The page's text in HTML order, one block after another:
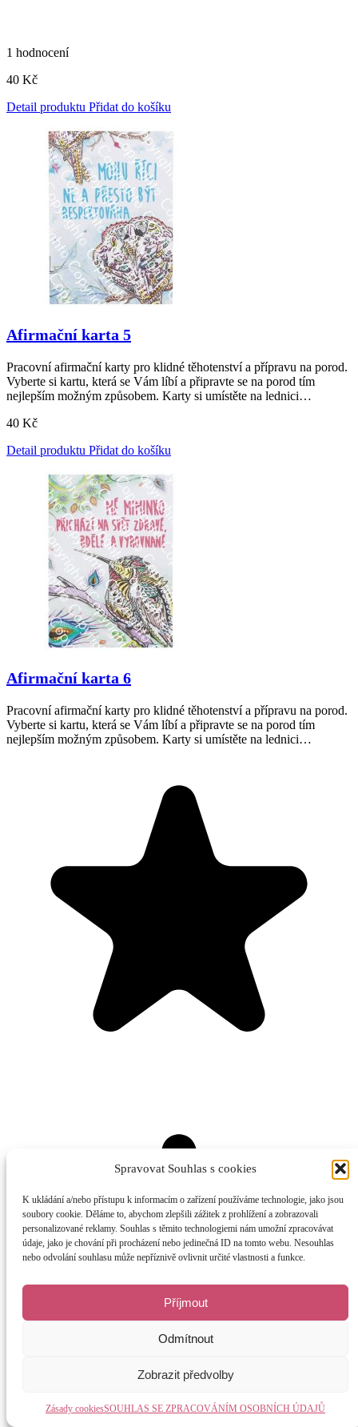
Spravovat Souhlas s cookies
K ukládání a/nebo přístupu k informacím o zařízení používáme technologie, jako jsou
soubory cookie. Děláme to, abychom zlepšili zážitek z prohlížení a zobrazovali
personalizované reklamy. Souhlas s těmito technologiemi nám umožní zpracovávat
údaje, jako je chování při procházení nebo jedinečná ID na tomto webu. Nesouhlas
nebo odvolání souhlasu může nepříznivě ovlivnit určité vlastnosti a funkce.
Příjmout
Odmítnout
Zobrazit předvolby
Zásady cookiesSOUHLAS SE ZPRACOVÁNÍM OSOBNÍCH ÚDAJŮ
1 hodnocení
40 Kč
Detail produktu Přidat do košíku
Afirmační karta 5
Pracovní afirmační karty pro klidné těhotenství a přípravu na porod.
Vyberte si kartu, která se Vám líbí a připravte se na porod tím
nejlepším možným způsobem. Karty si umístěte na lednici…
40 Kč
Detail produktu Přidat do košíku
Afirmační karta 6
Pracovní afirmační karty pro klidné těhotenství a přípravu na porod.
Vyberte si kartu, která se Vám líbí a připravte se na porod tím
nejlepším možným způsobem. Karty si umístěte na lednici…